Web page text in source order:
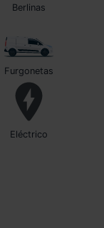
Berlinas
Furgonetas
Eléctrico